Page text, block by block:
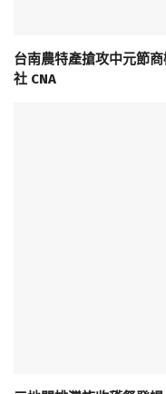
台南農特產搶攻中元節
社 CNA